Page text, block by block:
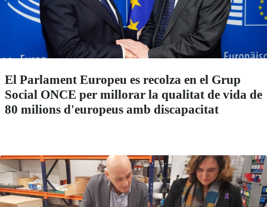
El Parlament Europeu es recolza en el Grup
Social ONCE per millorar la qualitat de vida de
80 milions d'europeus amb discapacitat